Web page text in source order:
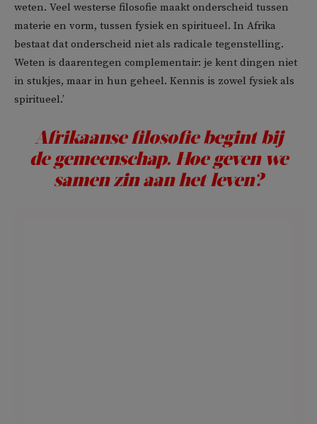
weten. Veel westerse filosofie maakt onderscheid tussen
materie en vorm, tussen fysiek en spiritueel. In Afrika
bestaat dat onderscheid niet als radicale tegenstelling.
Weten is daarentegen complementair: je kent dingen niet
in stukjes, maar in hun geheel. Kennis is zowel fysiek als
spiritueel.’
Afrikaanse filosofie begint bij
de gemeenschap. Hoe geven we
samen zin aan het leven?